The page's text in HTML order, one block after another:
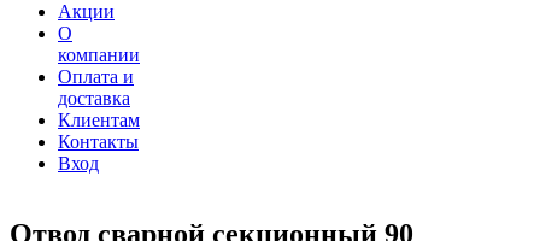
Акции
О
компании
Оплата и
доставка
Клиентам
Контакты
Вход
Отвод сварной секционный 90